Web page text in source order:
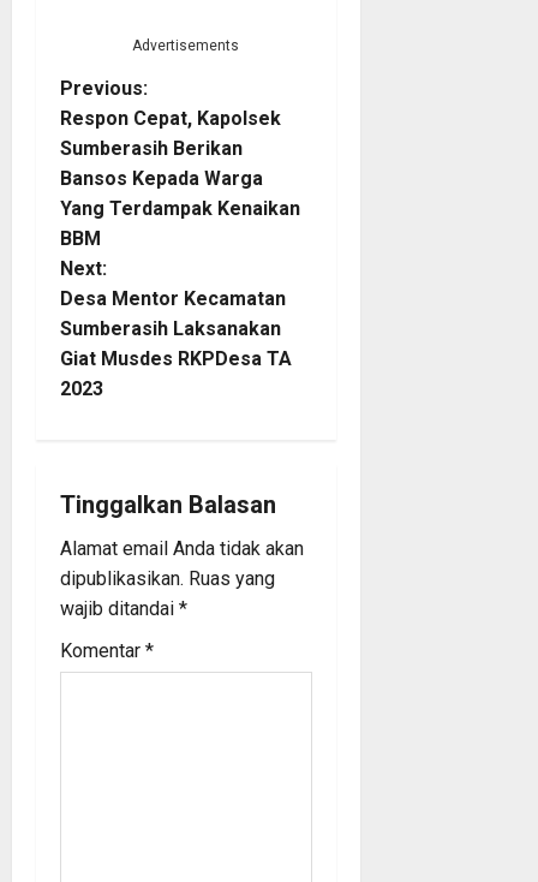
Advertisements
P
o
s
t
n
a
v
g
a
t
i
Previous:
Respon Cepat, Kapolsek
Sumberasih Berikan
Bansos Kepada Warga
Yang Terdampak Kenaikan
BBM
Next:
Desa Mentor Kecamatan
Sumberasih Laksanakan
Giat Musdes RKPDesa TA
2023
Tinggalkan Balasan
Alamat email Anda tidak akan
dipublikasikan. Ruas yang
wajib ditandai *
Komentar *